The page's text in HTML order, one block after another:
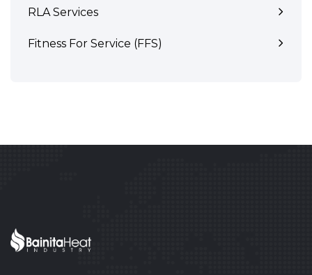
RLA Services
Fitness For Service (FFS)